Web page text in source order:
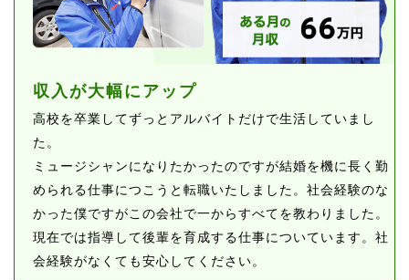
収入が大幅にアップ
高校を卒業してずっとアルバイトだけで生活していまし
た。
ミュージシャンになりたかったのですが結婚を機に長く勤
められる仕事につこうと転職いたしました。社会経験のな
かった僕ですがこの会社で一からすべてを教わりました。
現在では指導して後輩を育成する仕事についています。社
会経験がなくても安心してください。